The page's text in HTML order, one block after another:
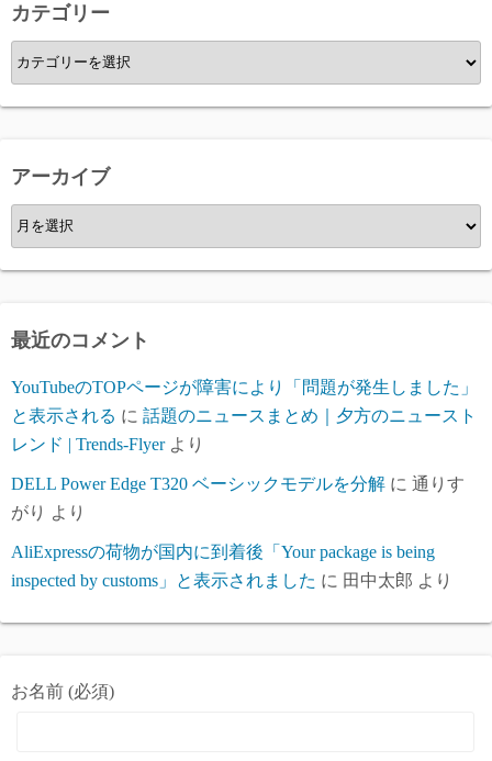
カテゴリー
カ
テ
ゴ
ー
アーカイブ
ア
ー
カ
ブ
最近のコメント
YouTubeのTOPページが障害により「問題が発生しました」
と表示される に 話題のニュースまとめ｜夕方のニュースト
レンド | Trends-Flyerより
DELL Power Edge T320 ベーシックモデルを分解 に 通りす
がり より
AliExpressの荷物が国内に到着後「Your package is being
inspected by customs」と表示されました に 田中太郎 より
お名前 (必須)